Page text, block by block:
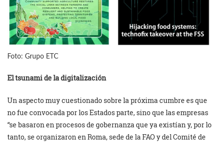
Foto: Grupo ETC
El tsunami de la digitalización
Un aspecto muy cuestionado sobre la próxima cumbre es que
no fue convocada por los Estados parte, sino que las empresas
“se basaron en procesos de gobernanza que ya existían y, por lo
tanto, se organizaron en Roma, sede de la FAO y del Comité de